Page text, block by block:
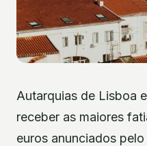
Autarquias de Lisboa
receber as maiores
euros anunciados